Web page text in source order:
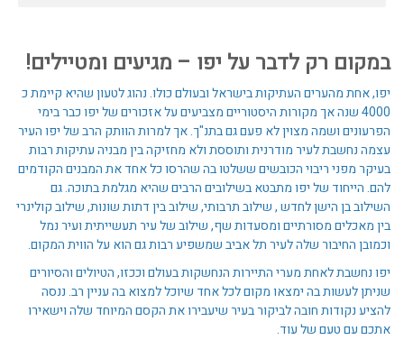
שירותי החברה
אודותינו
צור קשר
במקום רק לדבר על יפו – מגיעים ומטיילים!
יפו, אחת מהערים העתיקות בישראל ובעולם כולו. נהוג לטעון שהיא קיימת כ
4000 שנה אך מקורות היסטוריים מצביעים על אזכורים של יפו כבר בימי
הפרעונים ושמה מצוין לא פעם גם בתנ"ך. אך למרות הוותק הרב של יפו העיר
עצמה נחשבת לעיר מודרנית ותוססת ולא מחזיקה בין מבניה עתיקות רבות
בעיקר מפני ריבוי הכובשים ששלטו בה שהרסו כל אחד את המבנים הקודמים
להם. הייחוד של יפו מתבטא בשילובים הרבים שהיא מגלמת בתוכה. גם
השילוב בן הישן לחדש , שילוב תרבותי, שילוב בין דתות שונות, שילוב קולינרי
בין מאכלים מסורתיים ומסעדות שף, שילוב של עיר תעשייתית ועיר נמל
וכמובן החיבור שלה לעיר תל אביב שמשפיע רבות גם הוא על הווית המקום.
יפו נחשבת לאחת מערי התיירות הנחשקות בעולם וככזו, הטיולים והסיורים
שניתן לעשות בה ימצאו מקום לכל אחד שיוכל למצוא בה עניין רב. ננסה
להציע נקודות חובה לביקור בעיר שיעבירו את הקסם המיוחד שלה וישאירו
אתכם עם טעם של עוד.